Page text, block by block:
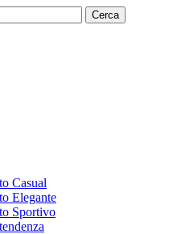
Casual
Elegante
Sportivo